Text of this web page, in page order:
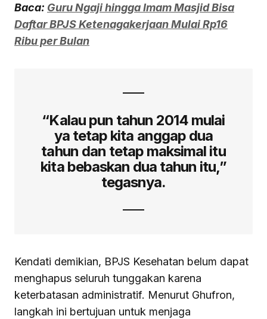
Baca: Guru Ngaji hingga Imam Masjid Bisa
Daftar BPJS Ketenagakerjaan Mulai Rp16
Ribu per Bulan
“Kalau pun tahun 2014 mulai
ya tetap kita anggap dua
tahun dan tetap maksimal itu
kita bebaskan dua tahun itu,”
tegasnya.
Kendati demikian, BPJS Kesehatan belum dapat
menghapus seluruh tunggakan karena
keterbatasan administratif. Menurut Ghufron,
langkah ini bertujuan untuk menjaga